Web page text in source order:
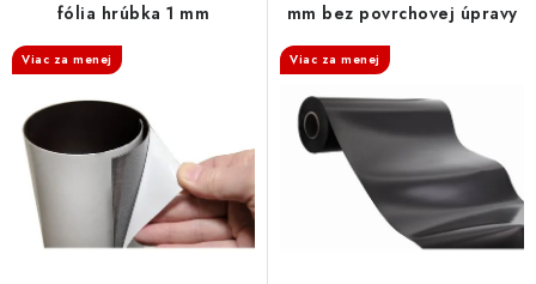
fólia hrúbka 1 mm
Viac za menej
mm bez povrchovej úpravy
Viac za menej